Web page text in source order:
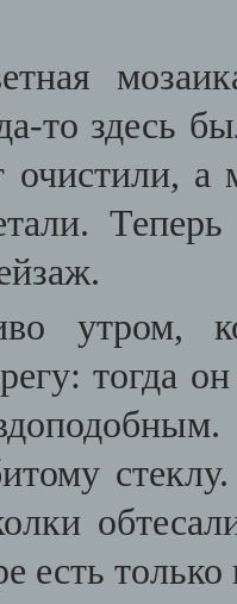
то здесь
очистили,
утром,
тогда
есть